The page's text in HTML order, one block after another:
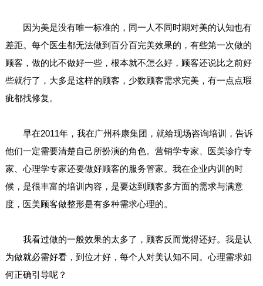
因为美是没有唯一标准的，同一人不同时期对美的认知也有
差距。每个医生都无法做到百分百完美效果的，有些第一次做的
顾客，做的比不做好一些，根本就不怎么好，顾客还说比之前好
些就行了，大多是这样的顾客，少数顾客需求完美，有一点点瑕
疵都找修复。
早在2011年，我在广州科康集团，就给现场咨询培训，告诉
他们一定需要清楚自己所扮演的角色。营销学专家、医美诊疗专
家、心理学专家还要做好顾客的服务管家。我在企业内训的时
候，是很丰富的培训内容，是要达到顾客多方面的需求与满意
度，医美顾客做整形是有多种需求心理的。
我看过做的一般效果的太多了，顾客反而觉得还好。我是认
为做就必需好看，到位才好，每个人对美认知不同。心理需求如
何正确引导呢？